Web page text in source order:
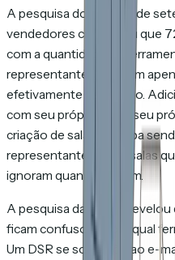
A pesquisa do Gartner de
vendedores constatou que
com a quantidade de
representantes dedicam
efetivamente vendendo.
com seu próprio login, seu
criação de salas — acaba
representantes criam salas
ignoram quando podem.
A pesquisa da Allego
ficam confusos sobre qual
Um DSR se sobrepõe ao e-